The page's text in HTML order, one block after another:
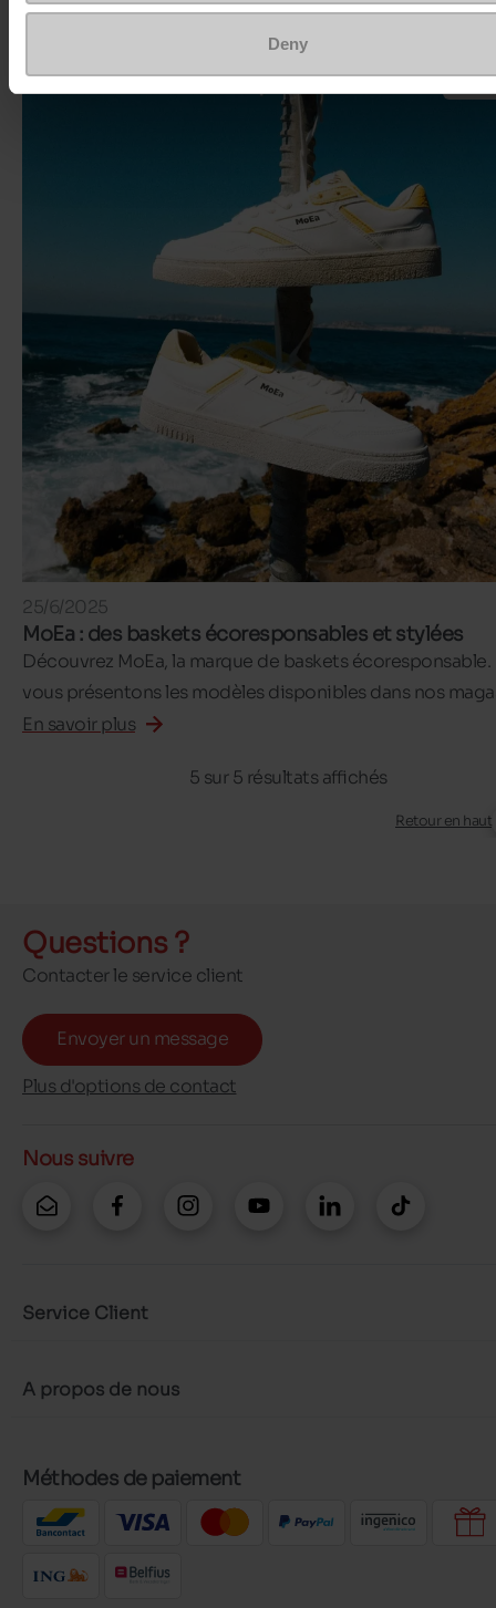
Deny
En savoir plus
25/6/2025
MoEa : des baskets écoresponsables et stylées
Découvrez MoEa, la marque de baskets écoresponsable.
vous présentons les modèles disponibles dans nos
En savoir plus
5 sur 5 résultats affichés
Retour en haut
Questions ?
Contacter le service client
Envoyer un message
Plus d'options de contact
Nous suivre
Service Client
A propos de nous
Méthodes de paiement